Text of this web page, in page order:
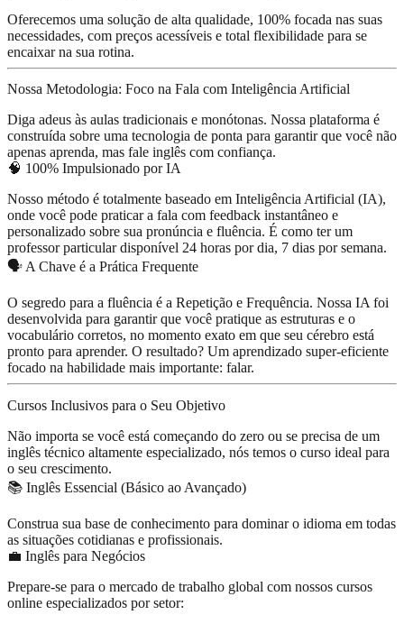
Oferecemos uma solução de alta qualidade, 100% focada nas suas
necessidades, com preços acessíveis e total flexibilidade para se
encaixar na sua rotina.
Nossa Metodologia: Foco na Fala com Inteligência Artificial
Diga adeus às aulas tradicionais e monótonas. Nossa plataforma é
construída sobre uma tecnologia de ponta para garantir que você não
apenas aprenda, mas fale inglês com confiança.
🧠 100% Impulsionado por IA
Nosso método é totalmente baseado em Inteligência Artificial (IA),
onde você pode praticar a fala com feedback instantâneo e
personalizado sobre sua pronúncia e fluência. É como ter um
professor particular disponível 24 horas por dia, 7 dias por semana.
🗣️ A Chave é a Prática Frequente
O segredo para a fluência é a Repetição e Frequência. Nossa IA foi
desenvolvida para garantir que você pratique as estruturas e o
vocabulário corretos, no momento exato em que seu cérebro está
pronto para aprender. O resultado? Um aprendizado super-eficiente
focado na habilidade mais importante: falar.
Cursos Inclusivos para o Seu Objetivo
Não importa se você está começando do zero ou se precisa de um
inglês técnico altamente especializado, nós temos o curso ideal para
o seu crescimento.
📚 Inglês Essencial (Básico ao Avançado)
Construa sua base de conhecimento para dominar o idioma em todas
as situações cotidianas e profissionais.
💼 Inglês para Negócios
Prepare-se para o mercado de trabalho global com nossos cursos
online especializados por setor: